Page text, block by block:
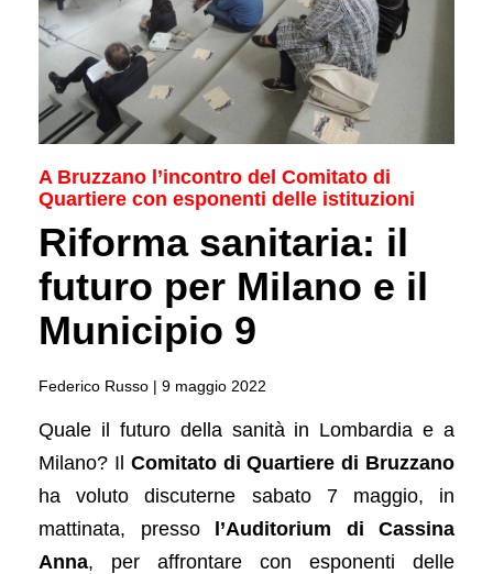
A Bruzzano l’incontro del Comitato di
Quartiere con esponenti delle istituzioni
Riforma sanitaria: il
futuro per Milano e il
Municipio 9
Federico Russo | 9 maggio 2022
Quale il futuro della sanità in Lombardia e a
Milano? Il Comitato di Quartiere di Bruzzano
ha voluto discuterne sabato 7 maggio, in
mattinata, presso l’Auditorium di Cassina
Anna, per affrontare con esponenti delle